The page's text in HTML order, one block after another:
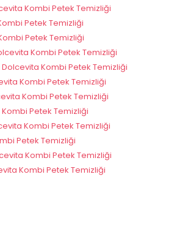
Kombi Petek Temizliği
Petek Temizliği
Petek Temizliği
Kombi Petek Temizliği
Dolcevita Kombi Petek Temizliği
Kombi Petek Temizliği
Kombi Petek Temizliği
Petek Temizliği
Kombi Petek Temizliği
Petek Temizliği
Kombi Petek Temizliği
Kombi Petek Temizliği